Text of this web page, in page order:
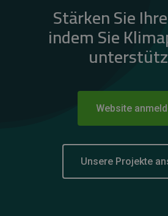
Stärken Sie
indem Sie
Website
Unsere Projekte